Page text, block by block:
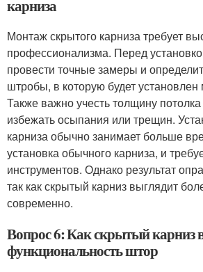
карниза
Монтаж скрытого карниза требует
профессионализма. Перед
провести точные замеры и
штробы, в которую будет установлен
Также важно учесть толщину
избежать осыпания или трещин.
карниза обычно занимает больше
установка обычного карниза, и
инструментов. Однако результат
так как скрытый карниз выглядит
современно.
Вопрос 6: Как скрытый карниз
функциональность штор